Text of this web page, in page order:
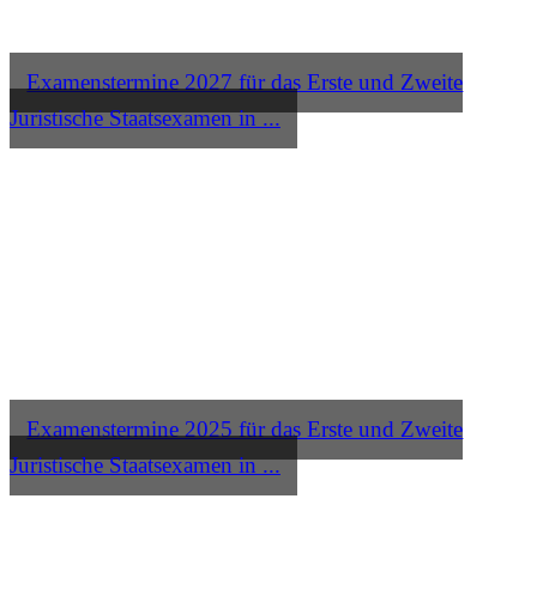
Examenstermine 2027 für das Erste und Zweite
Juristische Staatsexamen in ...
Examenstermine 2025 für das Erste und Zweite
Juristische Staatsexamen in ...